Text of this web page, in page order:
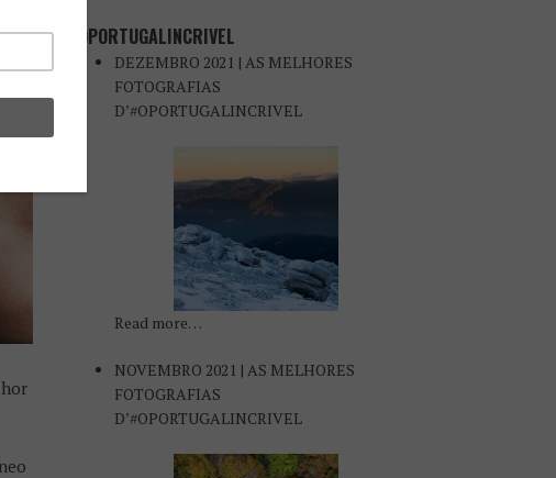
#OPORTUGALINCRIVEL
DEZEMBRO 2021 | AS MELHORES
FOTOGRAFIAS
D’#OPORTUGALINCRIVEL
Read more…
NOVEMBRO 2021 | AS MELHORES
FOTOGRAFIAS
D’#OPORTUGALINCRIVEL